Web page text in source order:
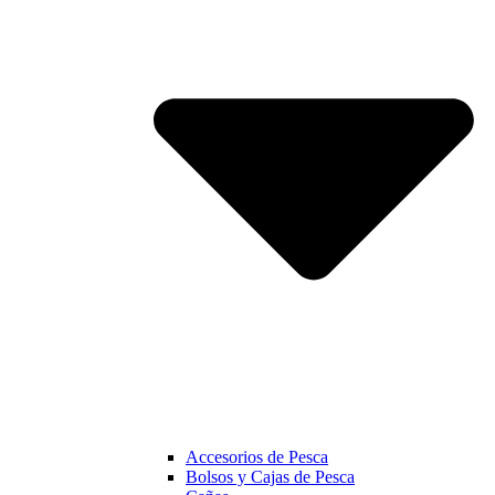
Accesorios de Pesca
Bolsos y Cajas de Pesca